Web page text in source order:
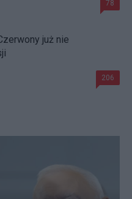
78
już nie
206